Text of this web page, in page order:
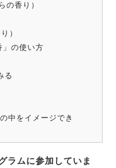
の香り）
）
の使い方
る
中をイメージでき
ラムに参加していま